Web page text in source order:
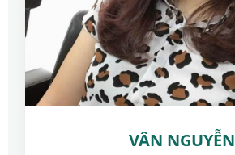
VÂN NGUYỄN